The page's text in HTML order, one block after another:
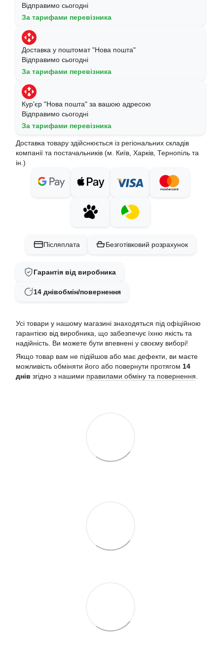
Відправимо сьогодні
За тарифами перевізника
Доставка у поштомат "Нова пошта"
Відправимо сьогодні
За тарифами перевізника
Кур'єр "Нова пошта" за вашою адресою
Відправимо сьогодні
За тарифами перевізника
Доставка товару здійснюється із регіональних складів
компанії та постачальників (м. Київ, Харків, Тернопіль та
ін.)
Післяплата Безготівковий розрахунок
Гарантія від виробника
14 днівобмін/повернення
Усі товари у нашому магазині знаходяться під офіційною
гарантією від виробника, що забезпечує їхню якість та
надійність. Ви можете бути впевнені у своєму виборі!
Якщо товар вам не підійшов або має дефекти, ви маєте
можливість обміняти його або повернути протягом 14
днів згідно з нашими правилами обміну та повернення